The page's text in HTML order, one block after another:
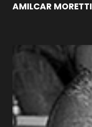
AMILCAR MORETTI